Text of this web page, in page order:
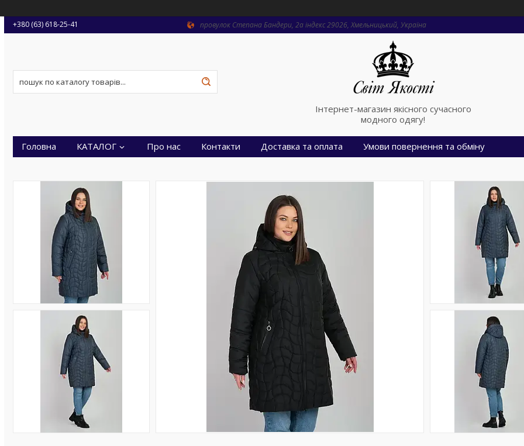
+380 (63) 618-25-41
провулок Степана Бандери, 2a індекс 29026, Хмельницький, Україна
Інтернет-магазин якісного сучасного
модного одягу!
Головна КАТАЛОГ Про нас Контакти Доставка та оплата Умови повернення та обміну